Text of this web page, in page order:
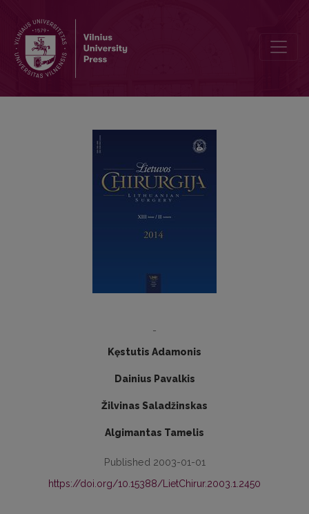
-
Kęstutis Adamonis
Dainius Pavalkis
Žilvinas Saladžinskas
Algimantas Tamelis
Published 2003-01-01
https://doi.org/10.15388/LietChirur.2003.1.2450